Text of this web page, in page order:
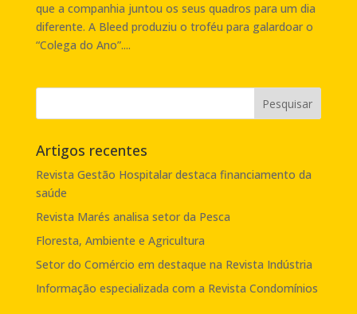
que a companhia juntou os seus quadros para um dia
diferente. A Bleed produziu o troféu para galardoar o
“Colega do Ano”....
Artigos recentes
Revista Gestão Hospitalar destaca financiamento da
saúde
Revista Marés analisa setor da Pesca
Floresta, Ambiente e Agricultura
Setor do Comércio em destaque na Revista Indústria
Informação especializada com a Revista Condomínios